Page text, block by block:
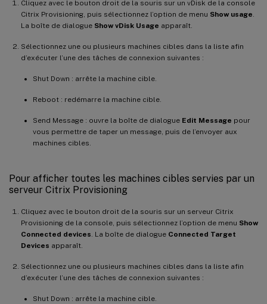
Cliquez avec le bouton droit de la souris sur un vDisk de la console
Citrix Provisioning, puis sélectionnez l’option de menu Show usage
La boîte de dialogue Show vDisk Usage apparaît.
Sélectionnez une ou plusieurs machines cibles dans la liste afin
d’exécuter l’une des tâches de connexion suivantes :
Shut Down : arrête la machine cible.
Reboot : redémarre la machine cible.
Send Message : ouvre la boîte de dialogue Edit Message pour
vous permettre de taper un message, puis de l’envoyer aux
machines cibles.
Pour afficher toutes les machines cibles servies par un
serveur Citrix Provisioning
Cliquez avec le bouton droit de la souris sur un serveur Citrix
Provisioning de la console, puis sélectionnez l’option de menu Show
Connected devices . La boîte de dialogue Connected Target
Devices apparaît.
Sélectionnez une ou plusieurs machines cibles dans la liste afin
d’exécuter l’une des tâches de connexion suivantes :
Shut Down : arrête la machine cible.